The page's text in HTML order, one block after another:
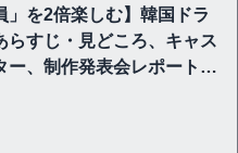
」を2倍楽しむ】韓国ドラ
らすじ・見どころ、キャス
ー、制作発表会レポートな